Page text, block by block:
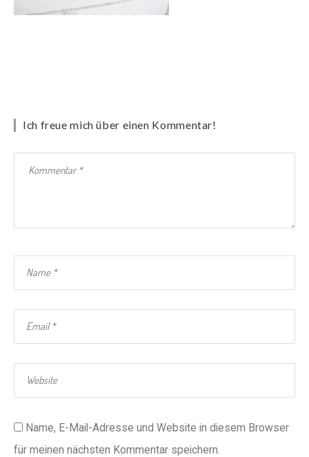
Ich freue mich über einen Kommentar!
Name, E-Mail-Adresse und Website in diesem Browser
für meinen nächsten Kommentar speichern.